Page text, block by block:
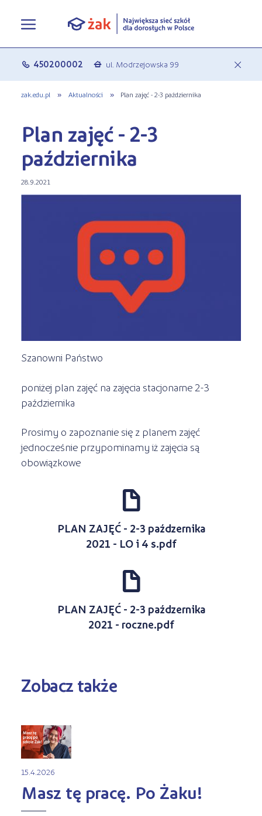
Oferta edukacyjna
Pełna oferta edukacyjna
Liceum ogólnokształcące dla
dorosłych
Szkoły policealne
Kształcenie jednoroczne
Kursy ONLINE
Kursy stacjonarne
Rekrutacja
Rekrutacja on-line
O nas
Nauka online w Żaku
Historia Firmy
Polityka prywatności
Aktualności
s STREFA SŁUCHACZA
c 450200002 a ul. Modrzejowska 99
zak.edu.pl » Aktualności » Plan zajęć - 2-3 października
Plan zajęć - 2-3
października
28.9.2021
Szanowni Państwo
poniżej plan zajęć na zajęcia stacjonarne 2-3
października
Prosimy o zapoznanie się z planem zajęć
jednocześnie przypominamy iż zajęcia są
obowiązkowe
d
PLAN ZAJĘĆ - 2-3 paźdzernika
2021 - LO i 4 s.pdf
d
PLAN ZAJĘĆ - 2-3 paźdzernika
2021 - roczne.pdf
Zobacz także
15.4.2026
Masz tę pracę. Po Żaku!